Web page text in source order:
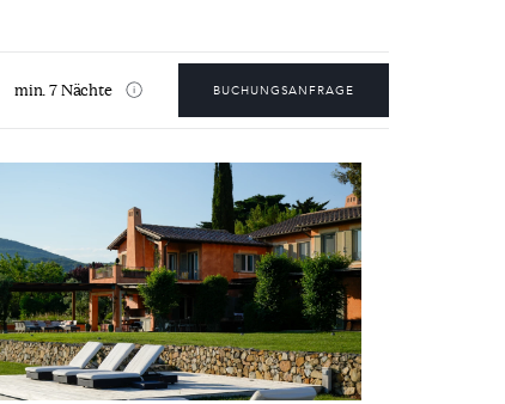
min. 7 Nächte BUCHUNGSANFRAGE